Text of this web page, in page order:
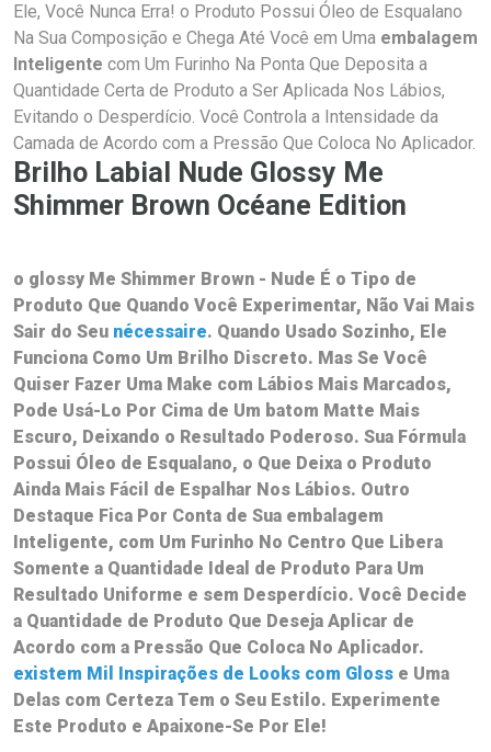
Ele, Você Nunca Erra! o Produto Possui Óleo de Esqualano
Na Sua Composição e Chega Até Você em Uma embalagem
Inteligente com Um Furinho Na Ponta Que Deposita a
Quantidade Certa de Produto a Ser Aplicada Nos Lábios,
Evitando o Desperdício. Você Controla a Intensidade da
Camada de Acordo com a Pressão Que Coloca No Aplicador.
Brilho Labial Nude Glossy Me
Shimmer Brown Océane Edition
o glossy Me Shimmer Brown - Nude É o Tipo de
Produto Que Quando Você Experimentar, Não Vai Mais
Sair do Seu nécessaire. Quando Usado Sozinho, Ele
Funciona Como Um Brilho Discreto. Mas Se Você
Quiser Fazer Uma Make com Lábios Mais Marcados,
Pode Usá-Lo Por Cima de Um batom Matte Mais
Escuro, Deixando o Resultado Poderoso. Sua Fórmula
Possui Óleo de Esqualano, o Que Deixa o Produto
Ainda Mais Fácil de Espalhar Nos Lábios. Outro
Destaque Fica Por Conta de Sua embalagem
Inteligente, com Um Furinho No Centro Que Libera
Somente a Quantidade Ideal de Produto Para Um
Resultado Uniforme e sem Desperdício. Você Decide
a Quantidade de Produto Que Deseja Aplicar de
Acordo com a Pressão Que Coloca No Aplicador.
existem Mil Inspirações de Looks com Gloss e Uma
Delas com Certeza Tem o Seu Estilo. Experimente
Este Produto e Apaixone-Se Por Ele!